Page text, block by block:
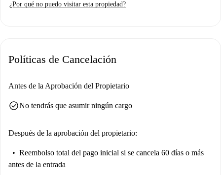
cocina totalmente equipada. Tenga en cuenta que no se permite fumar ni
Palacio es un barrio encantador, rico en cultura y monumentos
el Accidente Aéreo, la Estatua de Don Álvaro de Bazán y el Monasterio
una experiencia cultural inmersiva en el corazón de Madrid.
¿Por qué no puedo visitar esta propiedad?
Políticas de Cancelación
Antes de la Aprobación del Propietario
check_circleNo tendrás que asumir ningún cargo
Después de la aprobación del propietario:
Reembolso total del pago inicial si se cancela 60 días o más
antes de la entrada